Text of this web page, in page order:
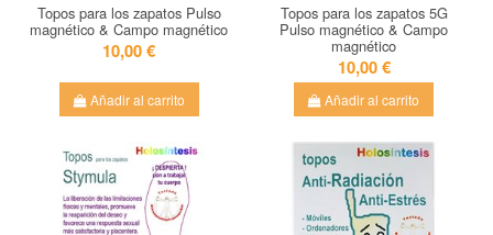
Topos para los zapatos Pulso
magnético & Campo magnético
10,00 €
Añadir al carrito
Topos para los zapatos 5G
Pulso magnético & Campo
magnético
10,00 €
Añadir al carrito